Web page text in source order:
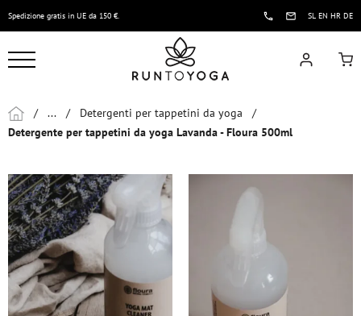
Spedizione gratis in UE da 150 €. SL EN HR DE
/ ... / Detergenti per tappetini da yoga
/
Detergente per tappetini da yoga Lavanda - Floura 500ml